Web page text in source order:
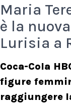
Maria
è la
Lurisia a
Coca-Cola
figure
raggiungere